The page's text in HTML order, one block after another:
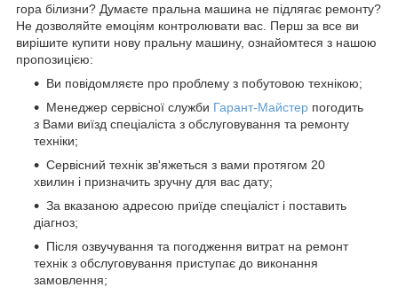
гора білизни? Думаєте пральна машина не підлягає ремонту?
Не дозволяйте емоціям контролювати вас. Перш за все ви
вирішите купити нову пральну машину, ознайомтеся з нашою
пропозицією:
Ви повідомляєте про проблему з побутовою технікою;
Менеджер сервісної служби Гарант-Майстер погодить
з Вами виїзд спеціаліста з обслуговування та ремонту
техніки;
Сервісний технік зв'яжеться з вами протягом 20
хвилин і призначить зручну для вас дату;
За вказаною адресою приїде спеціаліст і поставить
діагноз;
Після озвучування та погодження витрат на ремонт
технік з обслуговування приступає до виконання
замовлення;